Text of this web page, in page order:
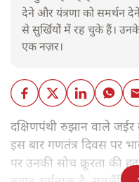
देने और यंत्रणा को
से सुर्खियोें में रह चुके हैं।
एक नज़र।
दक्षिणपंथी रुझान वाले जईर
इस बार गणतंत्र दिवस पर
पर उनकी सोच क्रूरता की